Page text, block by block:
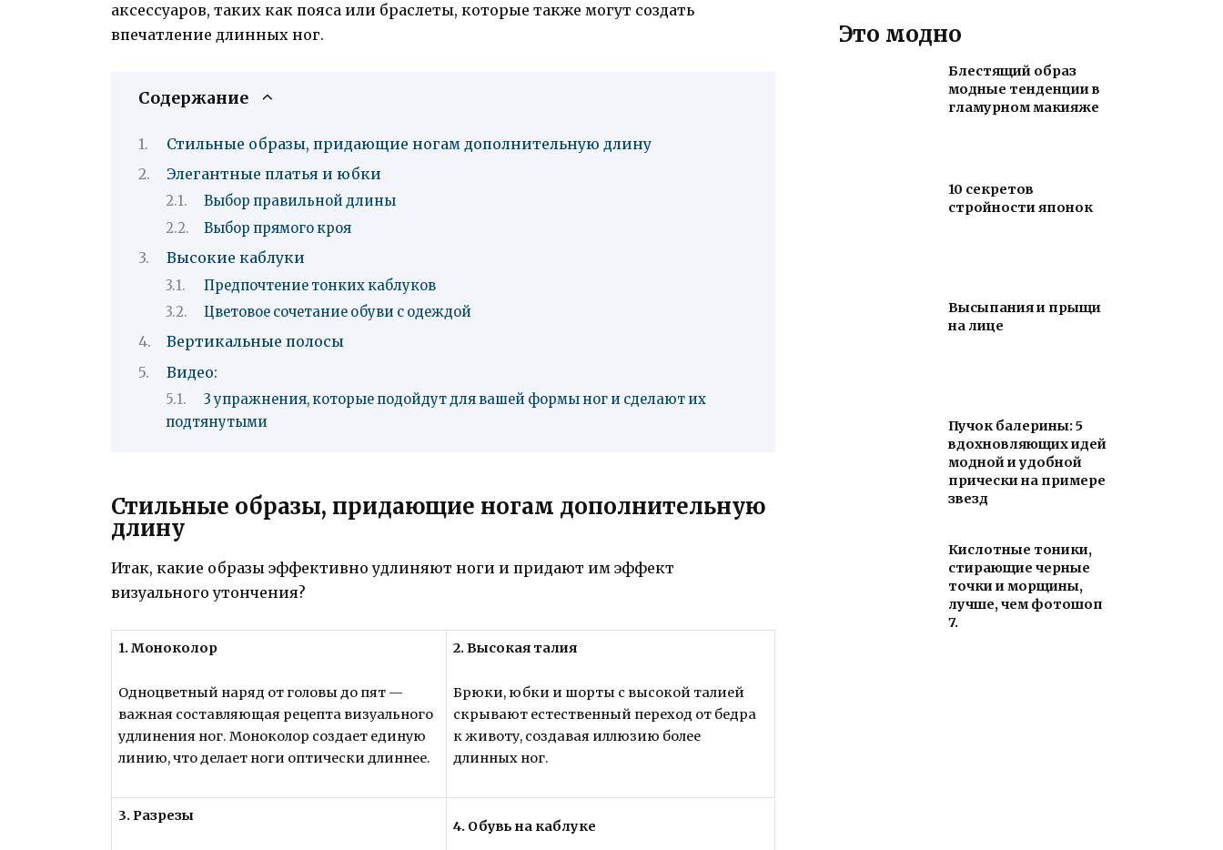
аксессуаров, таких как пояса или браслеты, которые также могут создать
впечатление длинных ног.
Содержание
Стильные образы, придающие ногам дополнительную длину
Элегантные платья и юбки
Выбор правильной длины
Выбор прямого кроя
Высокие каблуки
Предпочтение тонких каблуков
Цветовое сочетание обуви с одеждой
Вертикальные полосы
Видео:
3 упражнения, которые подойдут для вашей формы ног и сделают их
подтянутыми
Стильные образы, придающие ногам дополнительную
длину
Итак, какие образы эффективно удлиняют ноги и придают им эффект
визуального утончения?
1. Моноколор
Одноцветный наряд от головы до пят —
важная составляющая рецепта визуального
удлинения ног. Моноколор создает единую
линию, что делает ноги оптически длиннее.
2. Высокая талия
Брюки, юбки и шорты с высокой талией
скрывают естественный переход от бедра
к животу, создавая иллюзию более
длинных ног.
3. Разрезы
4. Обувь на каблуке
Это модно
Блестящий образ
модные тенденции в
гламурном макияже
10 секретов
стройности японок
Высыпания и прыщи
на лице
Пучок балерины: 5
вдохновляющих идей
модной и удобной
прически на примере
звезд
Кислотные тоники,
стирающие черные
точки и морщины,
лучше, чем фотошоп
7.